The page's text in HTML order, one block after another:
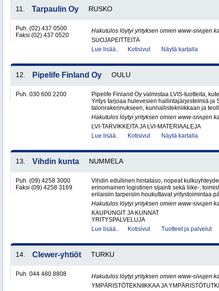
11. Tarpaulin Oy RUSKO
Puh. (02) 437 0500
Faksi (02) 437 0520
Hakutulos löytyi yrityksen omien www-sivujen
SUOJAPEITTEITÄ
Lue lisää..
Kotisivut Näytä kartalla
12. Pipelife Finland Oy OULU
Puh. 030 600 2200
Pipelife Finland Oy valmistaa LVIS-tuotteita,
Yritys tarjoaa hulevesien hallintajärjestelmiä ja
talonrakennukseen, kunnallistekniikkaan ja
Hakutulos löytyi yrityksen omien www-sivujen
LVI-TARVIKKEITA JA LVI-MATERIAALEJA
Lue lisää..
Kotisivut Näytä kartalla
13. Vihdin kunta NUMMELA
Puh. (09) 4258 3000
Faksi (09) 4258 3169
Vihdin edullinen hintataso, nopeat
erinomainen logistinen sijainti sekä liike-,
erilaisiin tarpeisiin houkuttavat yritystoimintaa
Hakutulos löytyi yrityksen omien www-sivujen
KAUPUNGIT JA KUNNAT
YRITYSPALVELUJA
Lue lisää..
Kotisivut Tuotteet ja palvelut
14. Clewer-yhtiöt TURKU
Puh. 044 480 8808
Hakutulos löytyi yrityksen omien www-sivujen
YMPÄRISTÖTEKNIIKKAA JA